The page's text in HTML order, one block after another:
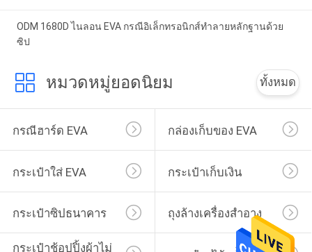
ODM 1680D ไนลอน EVA กรณีอิเล็กทรอนิกส์ทำลายหลักฐานด้วย
ซิป
หมวดหมู่ยอดนิยม ทั้งหมด
กรณีฮาร์ด EVA กล่องเก็บของ EVA
กระเป๋าใส่ EVA กระเป๋าเก็บเงิน
กระเป๋าซิปธนาคาร ถุงล้างเครื่องสำอาง
กระเป๋าช้อปปิ้งผ้าไม่